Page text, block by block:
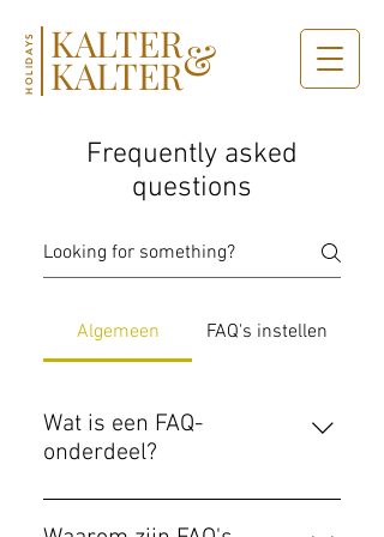
KALTER
KALTER
HOLIDAYS &
Frequently asked
questions
Algemeen FAQ's instellen
Wat is een FAQ-
onderdeel?
Een FAQ-onderdeel kan gebruikt